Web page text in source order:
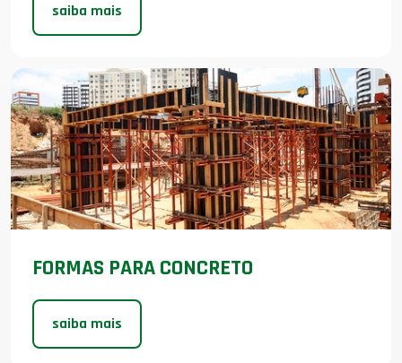
saiba mais
FORMAS PARA CONCRETO
saiba mais